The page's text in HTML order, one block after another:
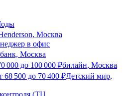
Москва
в офис
Москва
000 до 100 000 ₽билайн, Москва
68 500 до 70 400 ₽Детский мир,